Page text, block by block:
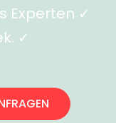
Experten ✓
✓